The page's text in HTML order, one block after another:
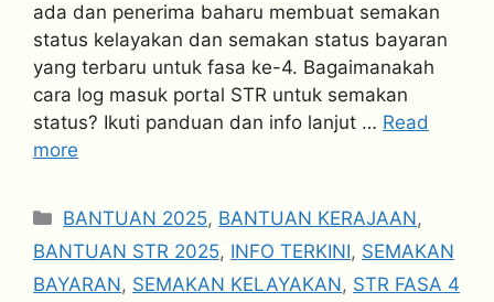
ada dan penerima baharu membuat semakan
status kelayakan dan semakan status bayaran
yang terbaru untuk fasa ke-4. Bagaimanakah
cara log masuk portal STR untuk semakan
status? Ikuti panduan dan info lanjut … Read
more
Categories
BANTUAN 2025, BANTUAN KERAJAAN,
BANTUAN STR 2025, INFO TERKINI, SEMAKAN
BAYARAN, SEMAKAN KELAYAKAN, STR FASA 4